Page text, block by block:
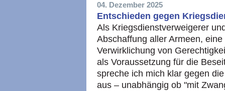
04. Dezember 2025
Entschieden gegen
Als Kriegsdienstverweigerer
Abschaffung aller Armeen,
Verwirklichung von
als Voraussetzung für die
spreche ich mich klar gegen
aus – unabhängig ob "mit